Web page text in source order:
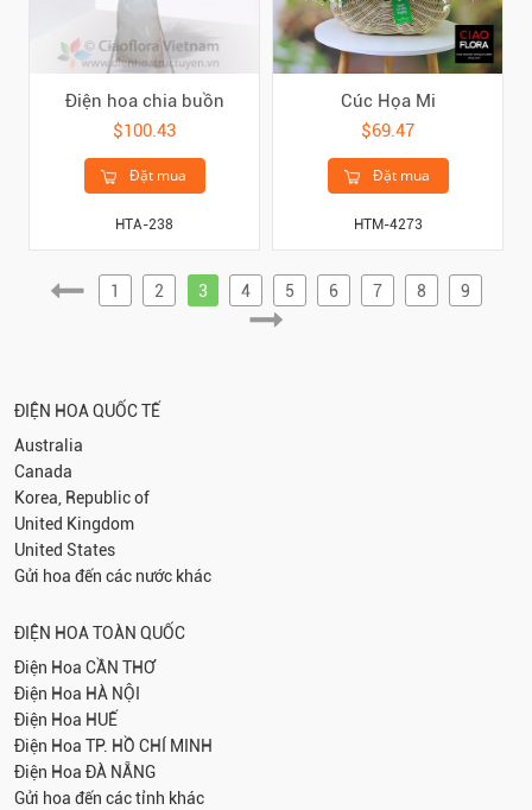
Điện hoa chia buồn
$100.43
Đặt mua
HTA-238
Cúc Họa Mi
$69.47
Đặt mua
HTM-4273
1 2 3 4 5 6 7 8 9
ĐIỆN HOA QUỐC TẾ
Australia
Canada
Korea, Republic of
United Kingdom
United States
Gửi hoa đến các nước khác
ĐIỆN HOA TOÀN QUỐC
Điện Hoa CẦN THƠ
Điện Hoa HÀ NỘI
Điện Hoa HUẾ
Điện Hoa TP. HỒ CHÍ MINH
Điện Hoa ĐÀ NẴNG
Gửi hoa đến các tỉnh khác